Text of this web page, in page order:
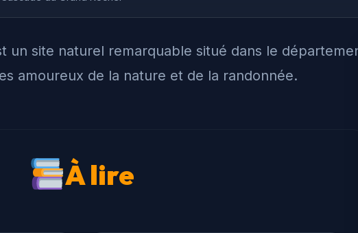
un site naturel remarquable situé dans le
amoureux de la nature et de la randonnée.
À lire